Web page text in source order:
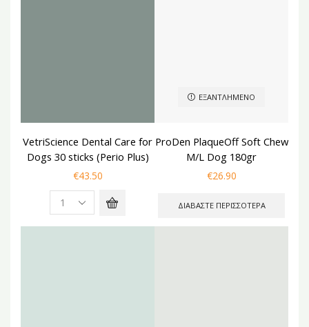
VetriScience Dental Care for
Dogs 30 sticks (Perio Plus)
€43.50
ΕΞΑΝΤΛΗΜΈΝΟ
ProDen PlaqueOff Soft Chew
M/L Dog 180gr
€26.90
ΔΙΑΒΆΣΤΕ ΠΕΡΙΣΣΌΤΕΡΑ